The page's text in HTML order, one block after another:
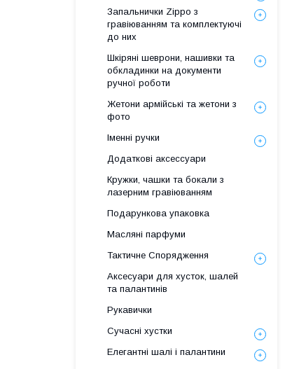
Запальнички Zippo з
гравіюванням та комплектуючі
до них
Шкіряні шеврони, нашивки та
обкладинки на документи
ручної роботи
Жетони армійські та жетони з
фото
Іменні ручки
Додаткові аксессуари
Кружки, чашки та бокали з
лазерним гравіюванням
Подарункова упаковка
Масляні парфуми
Тактичне Спорядження
Аксесуари для хусток, шалей
та палантинів
Рукавички
Сучасні хустки
Елегантні шалі і палантини